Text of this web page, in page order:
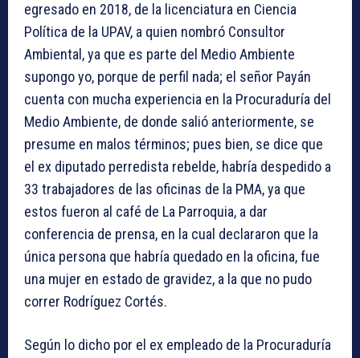
egresado en 2018, de la licenciatura en Ciencia
Política de la UPAV, a quien nombró Consultor
Ambiental, ya que es parte del Medio Ambiente
supongo yo, porque de perfil nada; el señor Payán
cuenta con mucha experiencia en la Procuraduría del
Medio Ambiente, de donde salió anteriormente, se
presume en malos términos; pues bien, se dice que
el ex diputado perredista rebelde, habría despedido a
33 trabajadores de las oficinas de la PMA, ya que
estos fueron al café de La Parroquia, a dar
conferencia de prensa, en la cual declararon que la
única persona que habría quedado en la oficina, fue
una mujer en estado de gravidez, a la que no pudo
correr Rodríguez Cortés.
Según lo dicho por el ex empleado de la Procuraduría